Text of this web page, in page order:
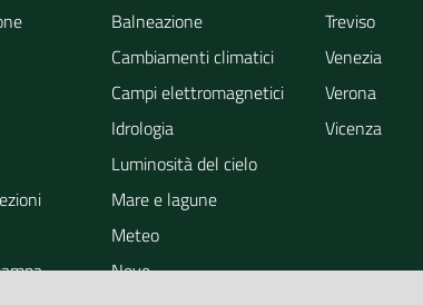
Balneazione
Cambiamenti climatici
Campi elettromagnetici
Idrologia
Luminosità del cielo
Mare e lagune
Meteo
Neve
Treviso
Venezia
Verona
Vicenza